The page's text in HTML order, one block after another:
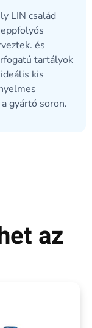
LIN család
és
tartályok
kis
gyártó soron.
az